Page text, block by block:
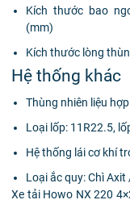
Kích thước bao
(mm)
Kích thước lòng
Hệ thống khác
Thùng nhiên liệu
Loại lốp: 11R22.5,
Hệ thống lái cơ khí
Loại ắc quy: Chì
Xe tải Howo NX 220